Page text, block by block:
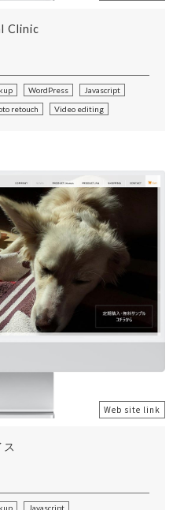
Clinic
WordPress
Javascript
retouch Video editing
Web site link
Javascript